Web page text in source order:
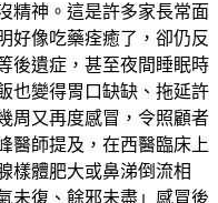
精神。這是許多家長常面
好像吃藥痊癒了，卻仍反
後遺症，甚至夜間睡眠時
也變得胃口缺缺、拖延許
周又再度感冒，令照顧者
醫師提及，在西醫臨床上
樣體肥大或鼻涕倒流相
未復、餘邪未盡」感冒後